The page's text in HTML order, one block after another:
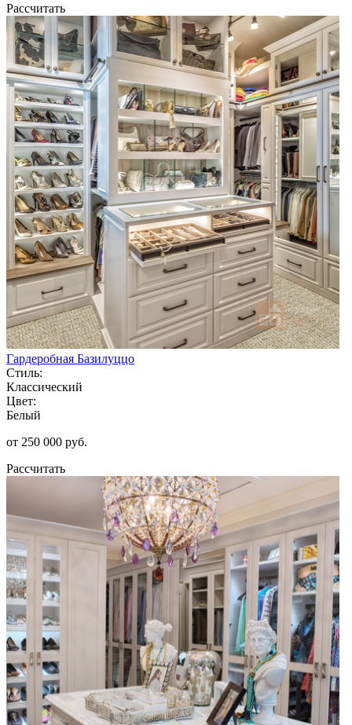
Рассчитать
Гардеробная Базилуццо
Стиль:
Классический
Цвет:
Белый
от 250 000 руб.
Рассчитать